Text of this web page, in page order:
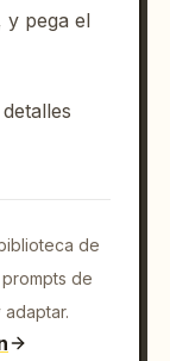
y pega el
de
de